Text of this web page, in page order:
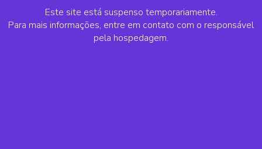
Este site está suspenso temporariamente.
Para mais informações, entre em contato com o responsável
pela hospedagem.